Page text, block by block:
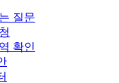
질문
확인